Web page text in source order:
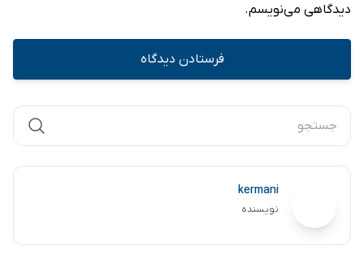
دیدگاهی می‌نویسم.
kermani
نویسنده